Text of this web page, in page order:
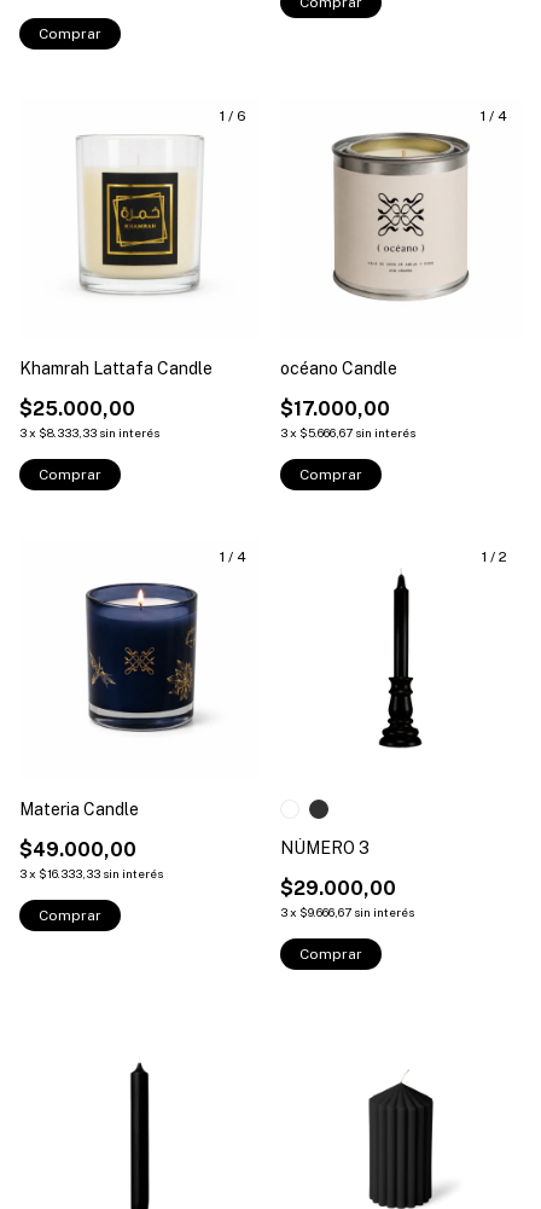
Comprar
1 / 6
Khamrah Lattafa Candle
$25.000,00
3x $8.333,33 sin interés
Comprar
1 / 4
océano Candle
$17.000,00
3x $5.666,67 sin interés
Comprar
1 / 4
Materia Candle
$49.000,00
3x $16.333,33 sin interés
Comprar
1 / 2
NÚMERO 3
$29.000,00
3x $9.666,67 sin interés
Comprar